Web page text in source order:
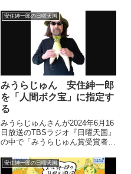
ブームと、アウトドア般若心経と
いう修行について話していまし
た。（安住紳一郎）そしてその
後、2009年に紹介していただい
安住紳一郎の日曜天国
みうらじゅん 安住紳一郎
を「人間ボク宝」に指定す
る
みうらじゅんさんが2024年6月16
日放送のTBSラジオ『日曜天国』
の中で「みうらじゅん賞受賞者は
一郎さんのことを人間ボク宝指定
していました。
安住紳一郎の日曜天国